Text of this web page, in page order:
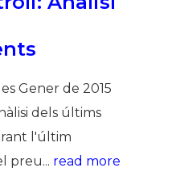
Gener de 2015
dels últims
l'últim
preu... read more